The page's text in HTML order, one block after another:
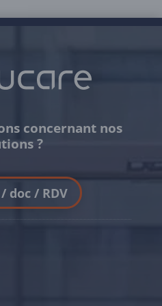
concernant nos
?
doc / RDV